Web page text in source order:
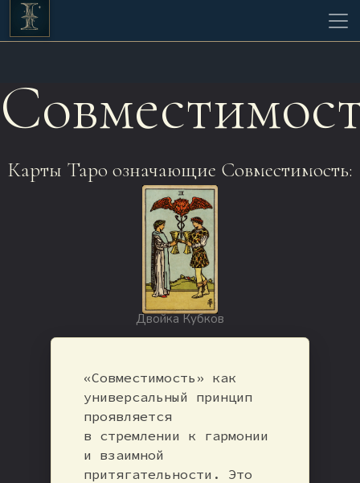
Карты Таро означающие Совместимость:
Двойка Кубков
«Совместимость» как
универсальный принцип
проявляется
в стремлении к гармонии
и взаимной
притягательности. Это